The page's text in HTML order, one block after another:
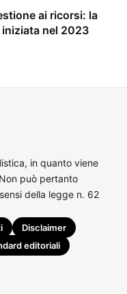
ai ricorsi: la
nel 2023
in quanto viene
può pertanto
della legge n. 62
Disclaimer
editoriali